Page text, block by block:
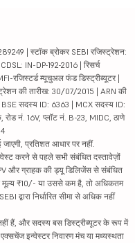
| स्टॉक ब्रोकर SEBI रजिस्ट्रेशन:
IN-DP-192-2016 | रिसर्च
रजिस्टर्ड म्यूचुअल फंड डिस्ट्रीब्यूटर |
की तारीख: 30/07/2015 | ARN की
सदस्य ID: 6363 | MCX सदस्य ID:
नं. 16V, प्लॉट नं. B-23, MIDC, ठाणे
प्रतिशत आधार पर नहीं.
करने से पहले सभी संबंधित दस्तावेज़ों
और ग्राहक की ड्यू डिलिजेंस से संबंधित
मूल्य ₹10/- या उससे कम है, तो अधिकतम
द्वारा निर्धारित सीमा से अधिक नहीं
हैं, और सदस्य बस डिस्ट्रीब्यूटर के रूप में
इन्वेस्टर निवारण मंच या मध्यस्थता